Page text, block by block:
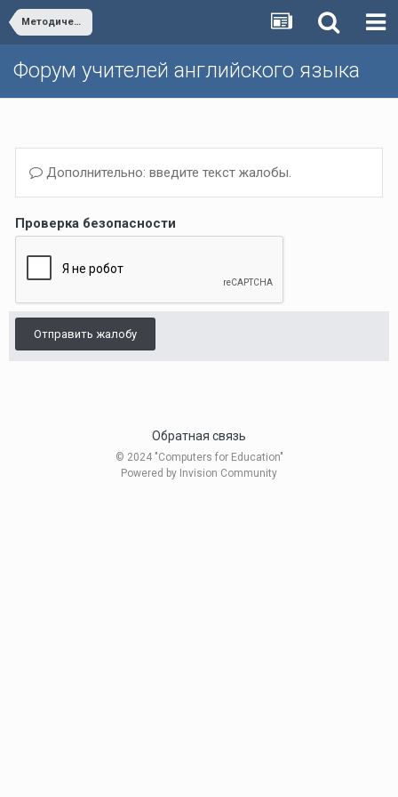
Методическая школа Р.П. Мильруда/Dr. Millrood's School of Methodology
Форум учителей английского языка
Дополнительно: введите текст жалобы.
Проверка безопасности
Отправить жалобу
Обратная связь
© 2024 "Computers for Education"
Powered by Invision Community